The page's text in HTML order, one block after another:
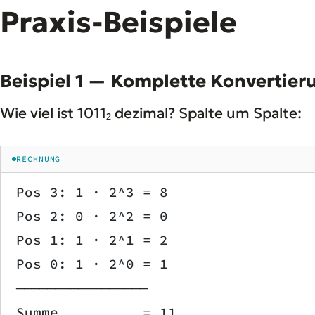
Praxis-Beispiele
Beispiel 1 — Komplette
Wie viel ist 1011₂ dezimal? Spalte um Spalte:
RECHNUNG
Pos 3: 1 · 2^3 = 8
Pos 2: 0 · 2^2 = 0
Pos 1: 1 · 2^1 = 2
Pos 0: 1 · 2^0 = 1
─────────────────